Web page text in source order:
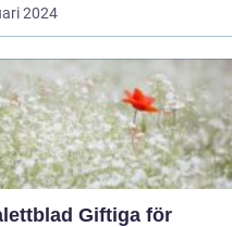
2024
Giftiga för